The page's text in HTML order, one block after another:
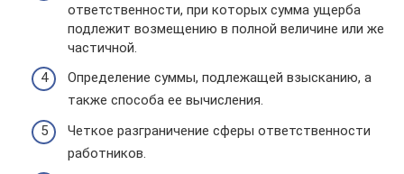
ответственности, при которых сумма ущерба
подлежит возмещению в полной величине или же
частичной.
Определение суммы, подлежащей взысканию, а
также способа ее вычисления.
Четкое разграничение сферы ответственности
работников.